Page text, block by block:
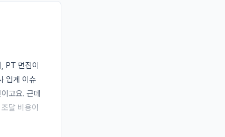
PT 면접이
업계 이슈
고요. 근데
달 비용이